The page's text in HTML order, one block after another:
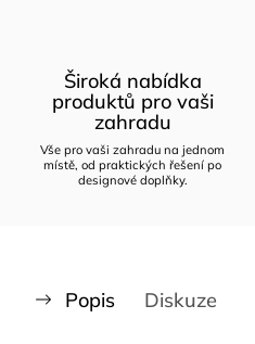
Široká nabídka
produktů pro vaši
zahradu
Vše pro vaši zahradu na jednom
místě, od praktických řešení po
designové doplňky.
Popis Diskuze